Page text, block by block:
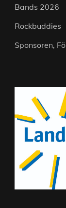
Bands 2026
Rockbuddies
Sponsoren,